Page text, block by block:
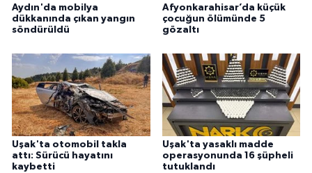
Aydın'da mobilya
dükkanında çıkan yangın
söndürüldü
Afyonkarahisar’da küçük
çocuğun ölümünde 5
gözaltı
Uşak'ta otomobil takla
attı: Sürücü hayatını
kaybetti
Uşak'ta yasaklı madde
operasyonunda 16 şüpheli
tutuklandı